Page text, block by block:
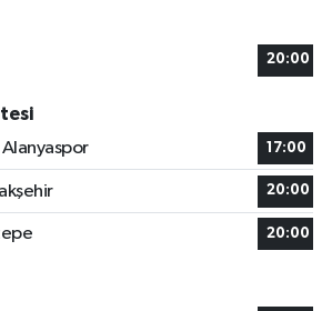
20:00
17:00
20:00
20:00